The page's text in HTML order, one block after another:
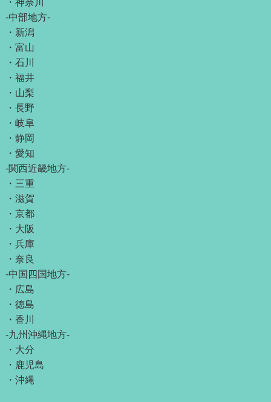
-中部地方-
・ 新潟
・ 富山
・ 石川
・ 福井
・ 山梨
・ 長野
・ 岐阜
・ 静岡
・ 愛知
-関西近畿地方-
・ 三重
・ 滋賀
・ 京都
・ 大阪
・ 兵庫
・ 奈良
-中国四国地方-
・ 広島
・ 徳島
・ 香川
-九州沖縄地方-
・ 大分
・ 鹿児島
・ 沖縄